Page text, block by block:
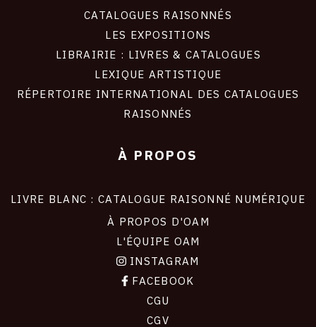
CATALOGUES RAISONNÉS
LES EXPOSITIONS
LIBRAIRIE : LIVRES & CATALOGUES
LEXIQUE ARTISTIQUE
RÉPERTOIRE INTERNATIONAL DES CATALOGUES
RAISONNÉS
À PROPOS
LIVRE BLANC : CATALOGUE RAISONNÉ NUMÉRIQUE
À PROPOS D'OAM
L'ÉQUIPE OAM
INSTAGRAM
FACEBOOK
CGU
CGV